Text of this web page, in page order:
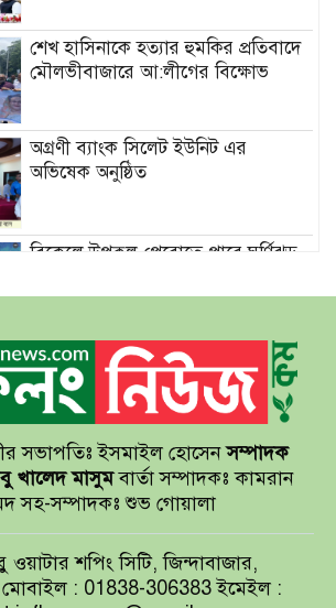
শেখ হাসিনাকে হত্যার হুমকির প্রতিবাদে
মৌলভীবাজারে আ:লীগের বিক্ষোভ
অগ্রণী ব্যাংক সিলেট ইউনিট এর
অভিষেক অনুষ্ঠিত
বিকেলে উপকূল পেরোতে পারে ঘূর্ণিঝড়
সেন্টমার্টিনের সব হোটেল-মোটেল-
রিসোর্টকে আশ্রয়কেন্দ্র ঘোষণা
বাখমুত পুনরুদ্ধারের দাবি ইউক্রেনের
আয়ারল্যান্ডের রানের পাহাড় টপকে
টাইগারদের জয়
সভাপতিঃ ইসমাইল হোসেনসম্পাদক
খালেদ মাসুমবার্তা সম্পাদকঃ কামরান
সহ-সম্পাদকঃ শুভ গোয়ালা
ওয়াটার শপিং সিটি, জিন্দাবাজার,
: 01838-306383 ইমেইল :